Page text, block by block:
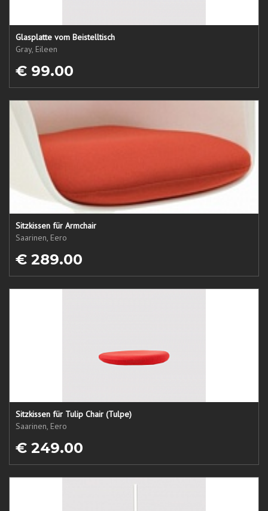
Glasplatte vom Beistelltisch
Gray, Eileen
€ 99.00
Sitzkissen für Armchair
Saarinen, Eero
€ 289.00
Sitzkissen für Tulip Chair (Tulpe)
Saarinen, Eero
€ 249.00